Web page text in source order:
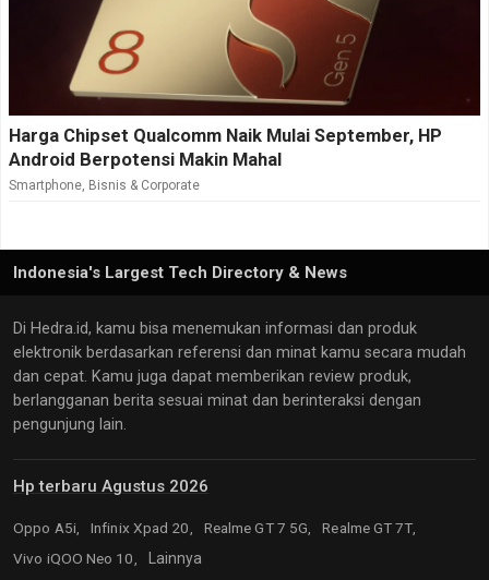
Harga Chipset Qualcomm Naik Mulai September, HP
Android Berpotensi Makin Mahal
Smartphone, Bisnis & Corporate
Indonesia's Largest Tech Directory & News
Di Hedra.id, kamu bisa menemukan informasi dan produk
elektronik berdasarkan referensi dan minat kamu secara mudah
dan cepat. Kamu juga dapat memberikan review produk,
berlangganan berita sesuai minat dan berinteraksi dengan
pengunjung lain.
Hp terbaru Agustus 2026
Oppo A5i, Infinix Xpad 20, Realme GT 7 5G,
Realme GT 7T,
Vivo iQOO Neo 10,
Lainnya